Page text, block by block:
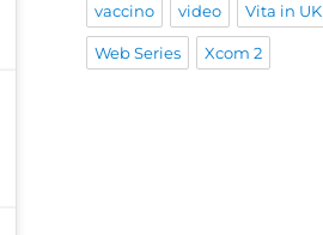
vaccino video Vita in UK
Web Series Xcom 2